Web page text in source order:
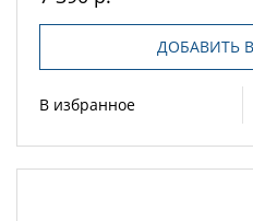
ДОБАВИТЬ
В избранное